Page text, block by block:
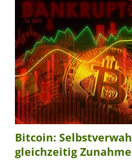
Bitcoin:
gleichzeitig